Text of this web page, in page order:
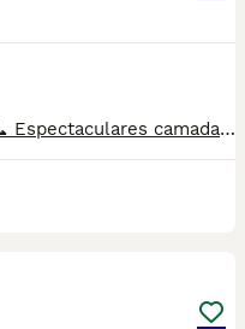
📞📞6️⃣4️⃣1️⃣9️⃣2️⃣2️⃣3️⃣9️⃣0️⃣📞📞📞📞 Espectaculares camadas de perritos de Teckel miniatura y kanichen descendientes de las mejores líneas de sangre. Disponibles tanto hembras como machos. Las camadas están bajo supervisión veterinaria desde su nacimiento hasta que son entregadas a su nueva familia. Criados por un equipo de profesionales y mejores personas que, con más de 20 años de experiencia , cuidan a los animales por vocación, aplicando una cría ética y responsable para que cada cachorro se desarrolle con la mejor salud y con un buen temperamento. Todos los cachorritos se entregan con unos dos meses y medio de edad y sus vacunas correspondientes, desparasitados interna y externamente, con certificado de salud, y garantía tanto por enfermedad vírica como congénito genética. Posibilidad de entregar en toda España mediante transporte propio preparado para animales y con chofer privado. Los precios pueden variar según las características y morfología de cada cachorro. Añádenos al whats app o llámanos, y encantados atenderemos todas tus dudas y consultas. Teléfono / Whats app: 641 92 23 90